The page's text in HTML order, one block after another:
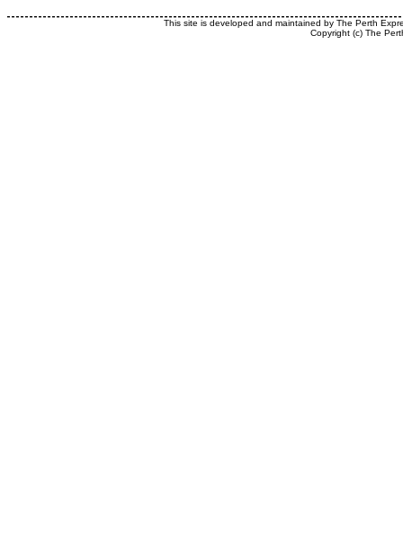
This site is developed and maintained by The Perth
Copyright (c) The